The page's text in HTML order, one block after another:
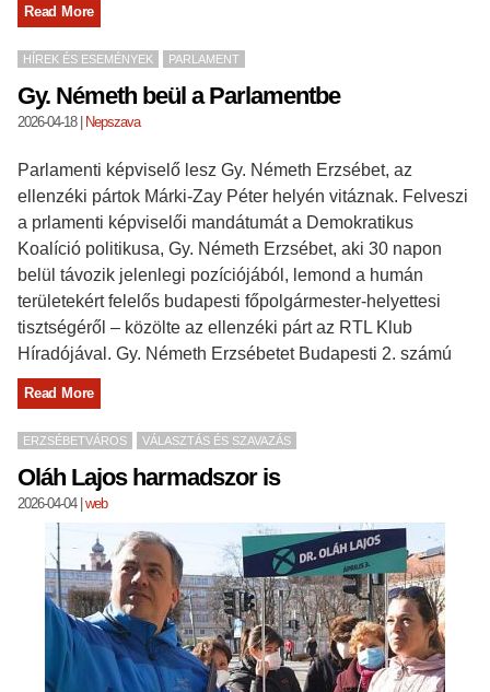
Read More
HÍREK ÉS ESEMÉNYEK PARLAMENT
Gy. Németh beül a Parlamentbe
2026-04-18| Nepszava
Parlamenti képviselő lesz Gy. Németh Erzsébet, az
ellenzéki pártok Márki-Zay Péter helyén vitáznak. Felveszi
a prlamenti képviselői mandátumát a Demokratikus
Koalíció politikusa, Gy. Németh Erzsébet, aki 30 napon
belül távozik jelenlegi pozíciójából, lemond a humán
területekért felelős budapesti főpolgármester-helyettesi
tisztségéről – közölte az ellenzéki párt az RTL Klub
Híradójával. Gy. Németh Erzsébetet Budapesti 2. számú
Read More
ERZSÉBETVÁROS VÁLASZTÁS ÉS SZAVAZÁS
Oláh Lajos harmadszor is
2026-04-04| web